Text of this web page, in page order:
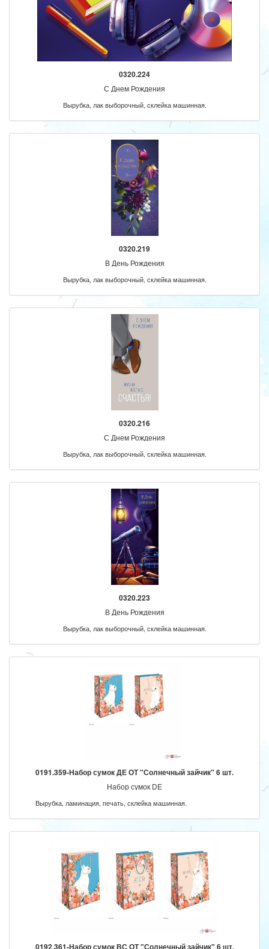
0320.224
С Днем Рождения
Вырубка, лак выборочный, склейка машинная.
0320.219
В День Рождения
Вырубка, лак выборочный, склейка машинная.
0320.216
С Днем Рождения
Вырубка, лак выборочный, склейка машинная.
0320.223
В День Рождения
Вырубка, лак выборочный, склейка машинная.
0191.359-Набор сумок ДЕ ОТ "Солнечный зайчик" 6 шт.
Набор сумок DE
Вырубка, ламинация, печать, склейка машинная.
0192.361-Набор сумок ВС ОТ "Солнечный зайчик" 6 шт.